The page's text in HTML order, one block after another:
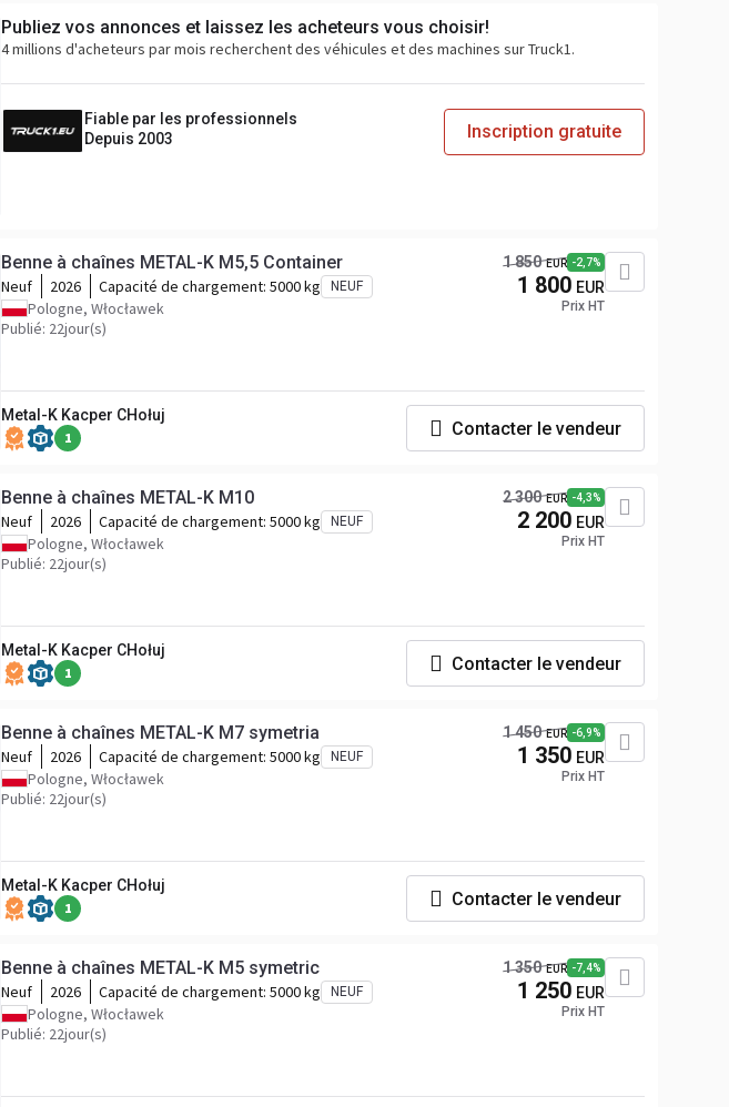
Publiez vos annonces et laissez les acheteurs vous choisir!
4 millions d'acheteurs par mois recherchent des véhicules et des machines sur Truck1.
Fiable par les professionnels
Depuis 2003
Inscription gratuite
Benne à chaînes METAL-K M5,5 Container
Neuf 2026 Capacité de chargement: 5000 kg NEUF
Pologne, Włocławek
Publié: 22jour(s)
1 850 EUR -2,7%
1 800 EUR
Prix HT
Metal-K Kacper CHołuj
1 Contacter le vendeur
Benne à chaînes METAL-K M10
Neuf 2026 Capacité de chargement: 5000 kg NEUF
Pologne, Włocławek
Publié: 22jour(s)
2 300 EUR -4,3%
2 200 EUR
Prix HT
Metal-K Kacper CHołuj
1 Contacter le vendeur
Benne à chaînes METAL-K M7 symetria
Neuf 2026 Capacité de chargement: 5000 kg NEUF
Pologne, Włocławek
Publié: 22jour(s)
1 450 EUR -6,9%
1 350 EUR
Prix HT
Metal-K Kacper CHołuj
1 Contacter le vendeur
Benne à chaînes METAL-K M5 symetric
Neuf 2026 Capacité de chargement: 5000 kg NEUF
Pologne, Włocławek
Publié: 22jour(s)
1 350 EUR -7,4%
1 250 EUR
Prix HT